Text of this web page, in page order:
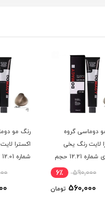
دوماسی گروه
لایت رنگ یخی
سوئدی شماره 12.21 حجم
590,000 6٪
560,000 تومان
رنگ مو
اکسترا